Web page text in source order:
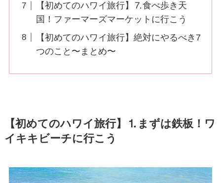
【初めてのハワイ旅行】⒎食べ歩き天
国！ファーマーズマーケットに行こう
【初めてのハワイ旅行】絶対にやるべき7
つのこと〜まとめ〜
【初めてのハワイ旅行】⒈まずは鉄板！ワ
イキキビーチに行こう